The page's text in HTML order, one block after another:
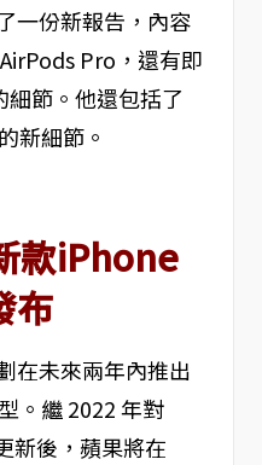
一份新報告，內容
Pro，還有即
細節。他還包括了
新細節。
款iPhone
布
在未來兩年內推出
。繼 2022 年對
新後，蘋果將在